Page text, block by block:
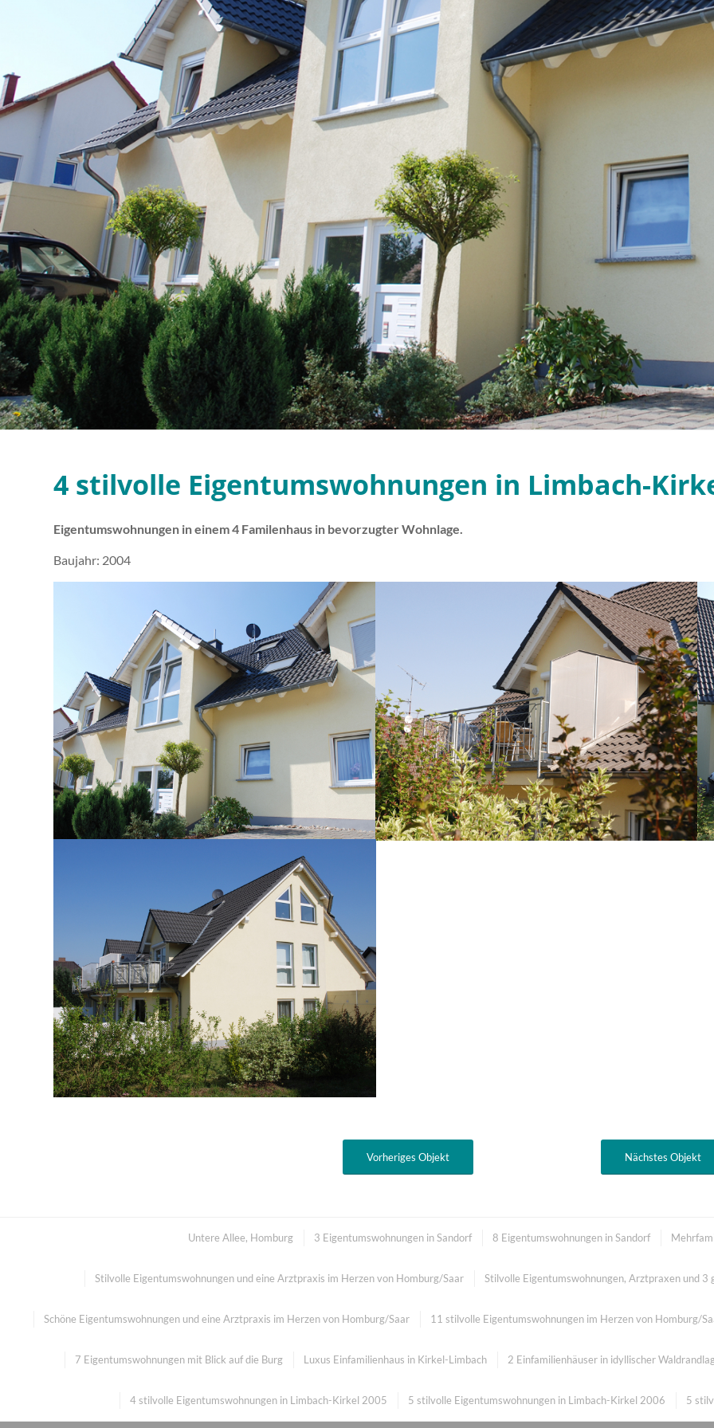
4 stilvolle Eigentumswohnungen in Limbach-
Eigentumswohnungen in einem 4 Familenhaus in bevorzugter Wohnlage.
Baujahr: 2004
Vorheriges Objekt Nächstes Objekt
Untere Allee, Homburg 3 Eigentums­wohnungen in Sandorf 8 Eigentums­wohnungen in Sandorf
Stilvolle Eigentumswohnungen und eine Arztpraxis im Herzen von Homburg/Saar Stilvolle Eigentumswohnungen, Arztpraxen und
Schöne Eigentumswohnungen und eine Arztpraxis im Herzen von Homburg/Saar 11 stilvolle Eigentumswohnungen im Herzen von Homburg/
7 Eigentumswohnungen mit Blick auf die Burg Luxus Einfamilienhaus in Kirkel-Limbach 2 Einfamilienhäuser in idyllischer
4 stilvolle Eigentumswohnungen in Limbach-Kirkel 2005 5 stilvolle Eigentumswohnungen in Limbach-Kirkel 2006 5